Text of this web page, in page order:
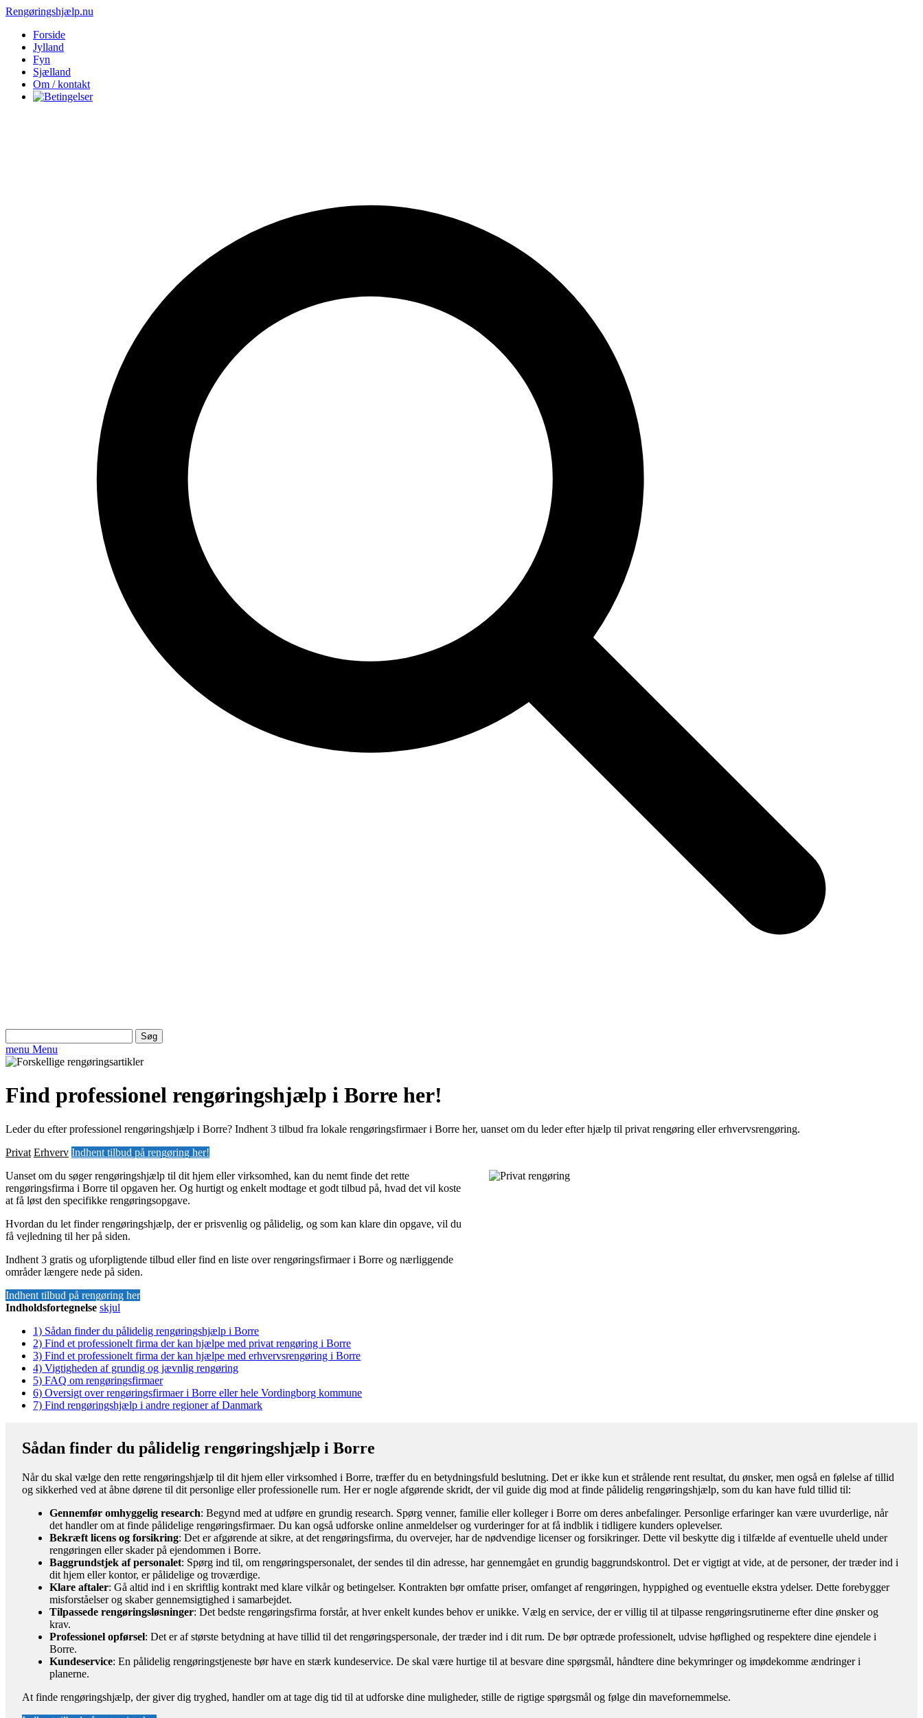
Rengøringshjælp.nu
Forside
Jylland
Fyn
Sjælland
Om / kontakt
efter:
menu Menu
Find professionel rengøringshjælp i Borre her!
Leder du efter professionel rengøringshjælp i Borre? Indhent 3 tilbud fra lokale rengøringsfirmaer i Borre her, uanset om du leder efter hjælp til privat rengøring eller erhvervsrengøring.
Privat Erhverv Indhent tilbud på rengøring her!
Uanset om du søger rengøringshjælp til dit hjem eller virksomhed, kan du nemt finde det rette
rengøringsfirma i Borre til opgaven her. Og hurtigt og enkelt modtage et godt tilbud på, hvad det vil koste
at få løst den specifikke rengøringsopgave.
Hvordan du let finder rengøringshjælp, der er prisvenlig og pålidelig, og som kan klare din opgave, vil du
få vejledning til her på siden.
Indhent 3 gratis og uforpligtende tilbud eller find en liste over rengøringsfirmaer i Borre og nærliggende
områder længere nede på siden.
Indhent tilbud på rengøring her
Indholdsfortegnelse skjul
1) Sådan finder du pålidelig rengøringshjælp i Borre
2) Find et professionelt firma der kan hjælpe med privat rengøring i Borre
3) Find et professionelt firma der kan hjælpe med erhvervsrengøring i Borre
4) Vigtigheden af grundig og jævnlig rengøring
5) FAQ om rengøringsfirmaer
6) Oversigt over rengøringsfirmaer i Borre eller hele Vordingborg kommune
7) Find rengøringshjælp i andre regioner af Danmark
Sådan finder du pålidelig rengøringshjælp i Borre
Når du skal vælge den rette rengøringshjælp til dit hjem eller virksomhed i Borre, træffer du en betydningsfuld beslutning. Det er ikke kun et strålende rent resultat, du ønsker, men også en følelse af tillid
og sikkerhed ved at åbne dørene til dit personlige eller professionelle rum. Her er nogle afgørende skridt, der vil guide dig mod at finde pålidelig rengøringshjælp, som du kan have fuld tillid til:
Gennemfør omhyggelig research: Begynd med at udføre en grundig research. Spørg venner, familie eller kolleger i Borre om deres anbefalinger. Personlige erfaringer kan være uvurderlige, når
det handler om at finde pålidelige rengøringsfirmaer. Du kan også udforske online anmeldelser og vurderinger for at få indblik i tidligere kunders oplevelser.
Bekræft licens og forsikring: Det er afgørende at sikre, at det rengøringsfirma, du overvejer, har de nødvendige licenser og forsikringer. Dette vil beskytte dig i tilfælde af eventuelle uheld under
rengøringen eller skader på ejendommen i Borre.
Baggrundstjek af personalet: Spørg ind til, om rengøringspersonalet, der sendes til din adresse, har gennemgået en grundig baggrundskontrol. Det er vigtigt at vide, at de personer, der træder ind i
dit hjem eller kontor, er pålidelige og troværdige.
Klare aftaler: Gå altid ind i en skriftlig kontrakt med klare vilkår og betingelser. Kontrakten bør omfatte priser, omfanget af rengøringen, hyppighed og eventuelle ekstra ydelser. Dette forebygger
misforståelser og skaber gennemsigtighed i samarbejdet.
Tilpassede rengøringsløsninger: Det bedste rengøringsfirma forstår, at hver enkelt kundes behov er unikke. Vælg en service, der er villig til at tilpasse rengøringsrutinerne efter dine ønsker og
krav.
Professionel opførsel: Det er af største betydning at have tillid til det rengøringspersonale, der træder ind i dit rum. De bør optræde professionelt, udvise høflighed og respektere dine ejendele i
Borre.
Kundeservice: En pålidelig rengøringstjeneste bør have en stærk kundeservice. De skal være hurtige til at besvare dine spørgsmål, håndtere dine bekymringer og imødekomme ændringer i
planerne.
At finde rengøringshjælp, der giver dig tryghed, handler om at tage dig tid til at udforske dine muligheder, stille de rigtige spørgsmål og følge din mavefornemmelse.